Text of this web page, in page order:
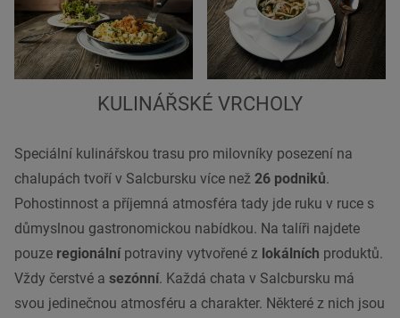
KULINÁŘSKÉ VRCHOLY
Speciální kulinářskou trasu pro milovníky posezení na
chalupách tvoří v Salcbursku více než 26 podniků.
Pohostinnost a příjemná atmosféra tady jde ruku v ruce s
důmyslnou gastronomickou nabídkou. Na talíři najdete
pouze regionálnípotraviny vytvořené z lokálních produktů.
Vždy čerstvé a sezónní. Každá chata v Salcbursku má
svou jedinečnou atmosféru a charakter. Některé z nich jsou